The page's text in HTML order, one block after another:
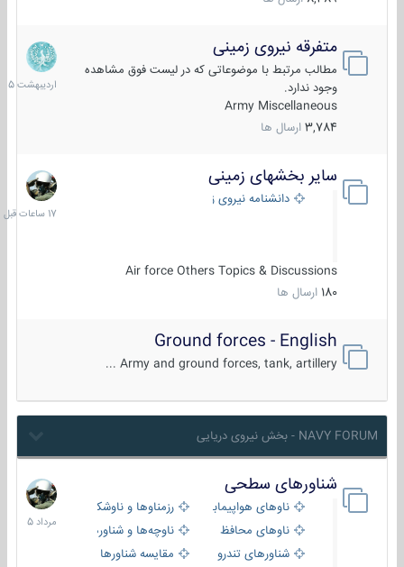
متفرقه نیروی زمینی
مطالب مرتبط با موضوعاتی که در لیست فوق مشاهده
وجود ندارد.
Army Miscellaneous
3,784 ارسال ها
27
1405
سایر بخشهای زمینی
دانشنامه نیروی زمینی
Air force Others Topics & Discussions
180 ارسال ها
17
ساعات
قبل
Ground forces - English
Army and ground forces, tank, artillery ...
NAVY FORUM - بخش نیروی دریایی
شناورهای سطحی
ناوهای هواپیمابر و بالگرد بررزمناوها و ناوشکن‌ها
ناوهای محافظ
ناوچه‌ها و شناورهای گشتی
شناورهای تندرو
مقایسه شناورها
2
مرداد
1405